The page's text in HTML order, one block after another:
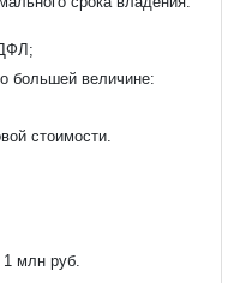
большей величине:
стоимости.
млн руб.